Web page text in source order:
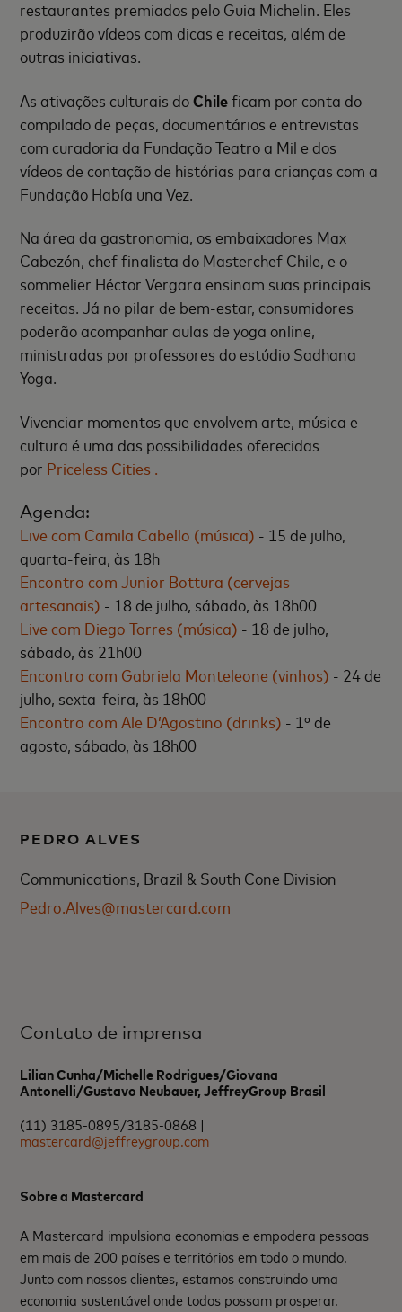
restaurantes premiados pelo Guia Michelin. Eles
produzirão vídeos com dicas e receitas, além de
outras iniciativas.
As ativações culturais doChileficam por conta do
compilado de peças, documentários e entrevistas
com curadoria da Fundação Teatro a Mil e dos
vídeos de contação de histórias para crianças com a
Fundação Había una Vez.
Na área da gastronomia, os embaixadores Max
Cabezón, chef finalista do Masterchef Chile, e o
sommelier Héctor Vergara ensinam suas principais
receitas. Já no pilar de bem-estar, consumidores
poderão acompanhar aulas de yoga online,
ministradas por professores do estúdio Sadhana
Yoga.
Vivenciar momentos que envolvem arte, música e
cultura é uma das possibilidades oferecidas
por Priceless Cities .
Agenda:
Live com Camila Cabello (música) - 15 de julho,
quarta-feira, às 18h
Encontro com Junior Bottura (cervejas
artesanais) - 18 de julho, sábado, às 18h00
Live com Diego Torres (música) - 18 de julho,
sábado, às 21h00
Encontro com Gabriela Monteleone (vinhos) - 24 de
julho, sexta-feira, às 18h00
Encontro com Ale D’Agostino (drinks) - 1º de
agosto, sábado, às 18h00
PEDRO ALVES
Communications, Brazil & South Cone Division
Pedro.Alves@mastercard.com
Contato de imprensa
Lilian Cunha/Michelle Rodrigues/Giovana
Antonelli/Gustavo Neubauer, JeffreyGroup Brasil
(11) 3185-0895/3185-0868 |
mastercard@jeffreygroup.com
Sobre a Mastercard
A Mastercard impulsiona economias e empodera pessoas
em mais de 200 países e territórios em todo o mundo.
Junto com nossos clientes, estamos construindo uma
economia sustentável onde todos possam prosperar.